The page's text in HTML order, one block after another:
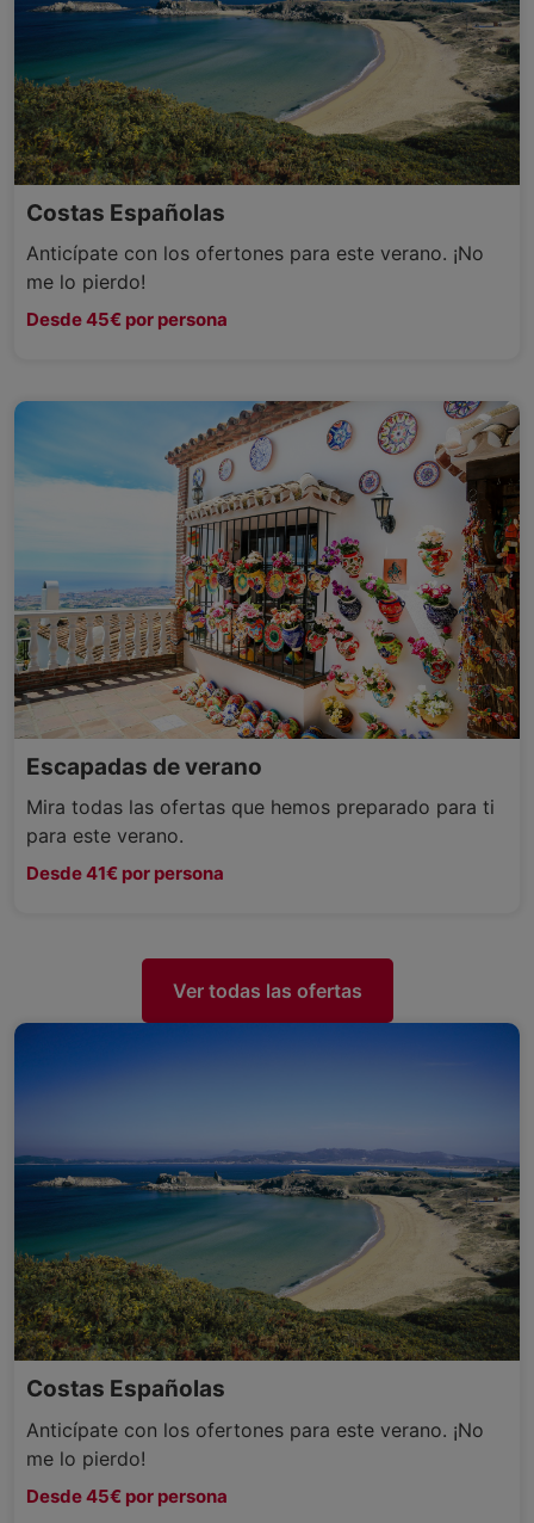
Costas Españolas
Anticípate con los ofertones para este verano. ¡No
me lo pierdo!
Desde 45€ por persona
Escapadas de verano
Mira todas las ofertas que hemos preparado para ti
para este verano.
Desde 41€ por persona
Ver todas las ofertas
Costas Españolas
Anticípate con los ofertones para este verano. ¡No
me lo pierdo!
Desde 45€ por persona